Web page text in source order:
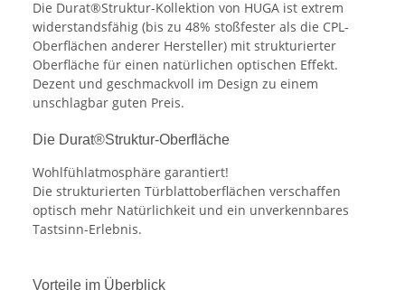
Die Durat®Struktur-Kollektion von HUGA ist extrem
widerstandsfähig (bis zu 48% stoßfester als die CPL-
Oberflächen anderer Hersteller) mit strukturierter
Oberfläche für einen natürlichen optischen Effekt.
Dezent und geschmackvoll im Design zu einem
unschlagbar guten Preis.
Die Durat®Struktur-Oberfläche
Wohlfühlatmosphäre garantiert!
Die strukturierten Türblattoberflächen verschaffen
optisch mehr Natürlichkeit und ein unverkennbares
Tastsinn-Erlebnis.
Vorteile im Überblick